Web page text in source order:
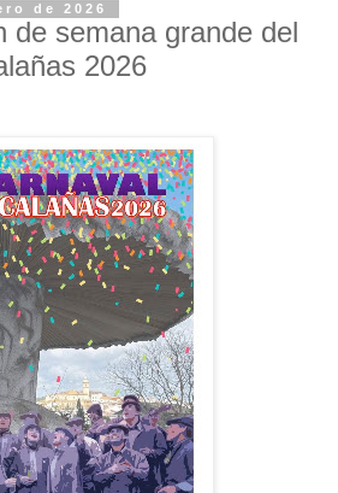
de 2026
de semana grande del
2026